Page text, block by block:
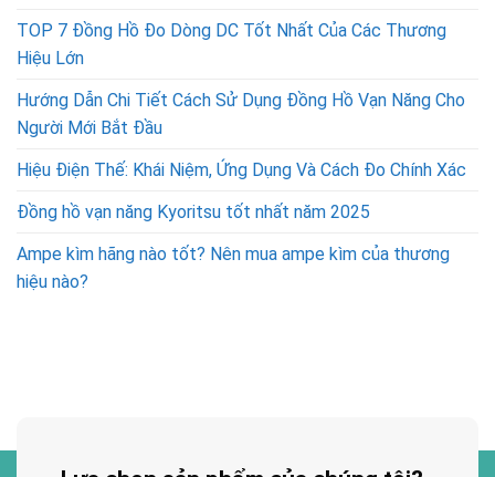
TOP 7 Đồng Hồ Đo Dòng DC Tốt Nhất Của Các Thương
Hiệu Lớn
Hướng Dẫn Chi Tiết Cách Sử Dụng Đồng Hồ Vạn Năng Cho
Người Mới Bắt Đầu
Hiệu Điện Thế: Khái Niệm, Ứng Dụng Và Cách Đo Chính Xác
Đồng hồ vạn năng Kyoritsu tốt nhất năm 2025
Ampe kìm hãng nào tốt? Nên mua ampe kìm của thương
hiệu nào?